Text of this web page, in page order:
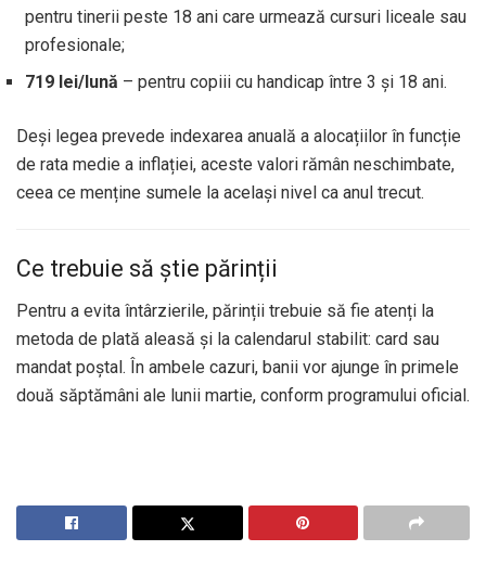
pentru tinerii peste 18 ani care urmează cursuri liceale sau
profesionale;
719 lei/lună – pentru copiii cu handicap între 3 și 18 ani.
Deși legea prevede indexarea anuală a alocațiilor în funcție
de rata medie a inflației, aceste valori rămân neschimbate,
ceea ce menține sumele la același nivel ca anul trecut.
Ce trebuie să știe părinții
Pentru a evita întârzierile, părinții trebuie să fie atenți la
metoda de plată aleasă și la calendarul stabilit: card sau
mandat poștal. În ambele cazuri, banii vor ajunge în primele
două săptămâni ale lunii martie, conform programului oficial.